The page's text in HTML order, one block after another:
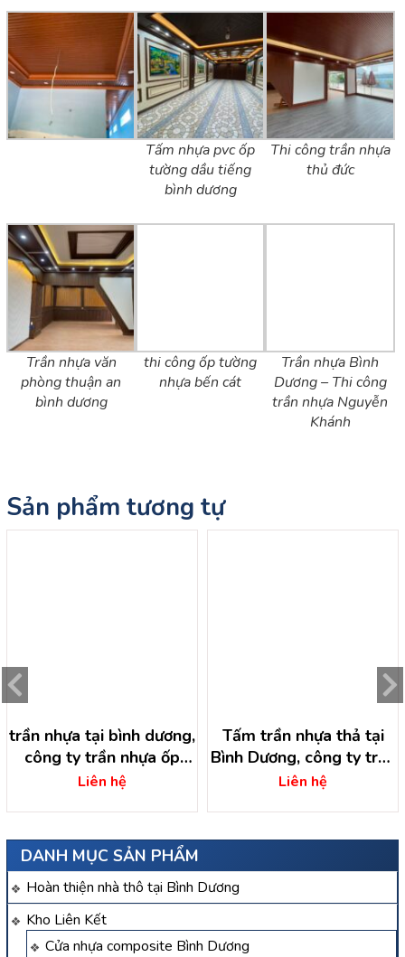
DANH MỤC SẢN PHẨM
Hoàn thiện nhà thô tại Bình Dương
Kho Liên Kết
Cửa nhựa composite Bình Dương
Tấm nhựa pvc ốp
tường dầu tiếng
bình dương
Thi công trần nhựa
thủ đức
Trần nhựa văn
phòng thuận an
bình dương
thi công ốp tường
nhựa bến cát
Trần nhựa Bình
Dương – Thi công
trần nhựa Nguyễn
Khánh
Sản phẩm tương tự
trần nhựa tại bình dương,
công ty trần nhựa ốp
tường nhựa
Liên hệ
Tấm trần nhựa thả tại
Bình Dương, công ty trần
nhựa bình dương
Liên hệ